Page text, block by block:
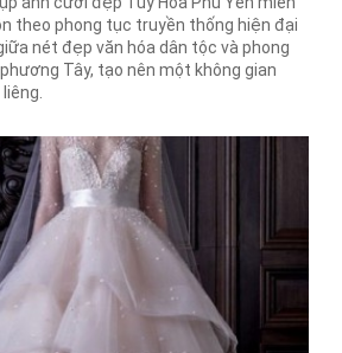
theo phong tục truyền thống hiện đại
nét đẹp văn hóa dân tộc và phong
Tây, tạo nên một không gian